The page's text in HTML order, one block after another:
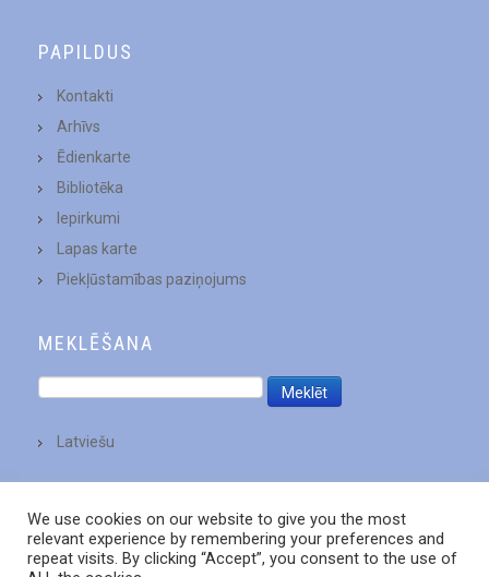
PAPILDUS
Kontakti
Arhīvs
Ēdienkarte
Bibliotēka
Iepirkumi
Lapas karte
Piekļūstamības paziņojums
MEKLĒŠANA
Latviešu
We use cookies on our website to give you the most
relevant experience by remembering your preferences and
repeat visits. By clicking “Accept”, you consent to the use of